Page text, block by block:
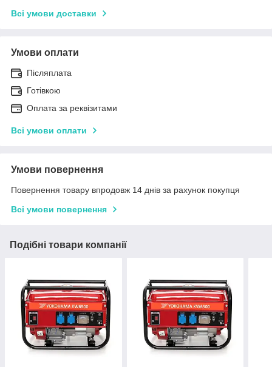
Всі умови доставки
Умови оплати
Післяплата
Готівкою
Оплата за реквізитами
Всі умови оплати
Умови повернення
Повернення товару впродовж 14 днів за рахунок покупця
Всі умови повернення
Подібні товари компанії